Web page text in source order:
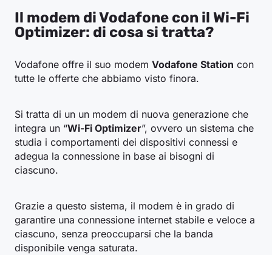
Il modem di Vodafone con il Wi-Fi
Optimizer: di cosa si tratta?
Vodafone offre il suo modem Vodafone Station con
tutte le offerte che abbiamo visto finora.
Si tratta di un un modem di nuova generazione che
integra un “Wi-Fi Optimizer”, ovvero un sistema che
studia i comportamenti dei dispositivi connessi e
adegua la connessione in base ai bisogni di
ciascuno.
Grazie a questo sistema, il modem è in grado di
garantire una connessione internet stabile e veloce a
ciascuno, senza preoccuparsi che la banda
disponibile venga saturata.